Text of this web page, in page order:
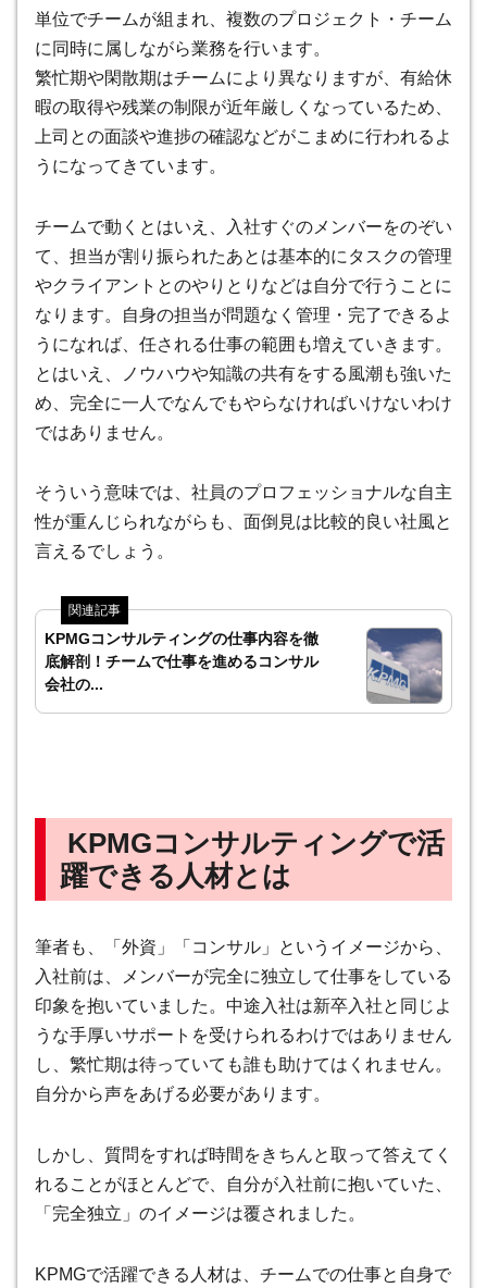
単位でチームが組まれ、複数のプロジェクト・チーム
に同時に属しながら業務を行います。
繁忙期や閑散期はチームにより異なりますが、有給休
暇の取得や残業の制限が近年厳しくなっているため、
上司との面談や進捗の確認などがこまめに行われるよ
うになってきています。
チームで動くとはいえ、入社すぐのメンバーをのぞい
て、担当が割り振られたあとは基本的にタスクの管理
やクライアントとのやりとりなどは自分で行うことに
なります。自身の担当が問題なく管理・完了できるよ
うになれば、任される仕事の範囲も増えていきます。
とはいえ、ノウハウや知識の共有をする風潮も強いた
め、完全に一人でなんでもやらなければいけないわけ
ではありません。
そういう意味では、社員のプロフェッショナルな自主
性が重んじられながらも、面倒見は比較的良い社風と
言えるでしょう。
KPMGコンサルティングの仕事内容を徹
底解剖！チームで仕事を進めるコンサル
会社の...
KPMGコンサルティングで活
躍できる人材とは
筆者も、「外資」「コンサル」というイメージから、
入社前は、メンバーが完全に独立して仕事をしている
印象を抱いていました。中途入社は新卒入社と同じよ
うな手厚いサポートを受けられるわけではありません
し、繁忙期は待っていても誰も助けてはくれません。
自分から声をあげる必要があります。
しかし、質問をすれば時間をきちんと取って答えてく
れることがほとんどで、自分が入社前に抱いていた、
「完全独立」のイメージは覆されました。
KPMGで活躍できる人材は、チームでの仕事と自身で